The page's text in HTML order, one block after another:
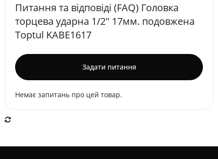
Питання та відповіді (FAQ) Головка
торцева ударна 1/2" 17мм. подовжена
Toptul KABE1617
Задати питання
Немає запитань про цей товар.